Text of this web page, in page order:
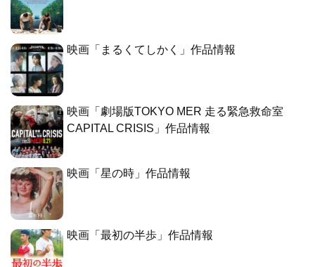
映画「まるくてしかく」作品情報
映画「劇場版TOKYO MER 走る緊急救命室
CAPITAL CRISIS」作品情報
映画「星の時」作品情報
映画「最初の半歩」作品情報